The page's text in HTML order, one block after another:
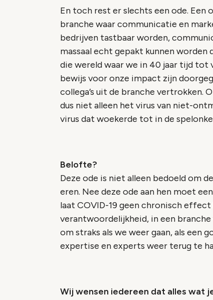
En toch rest er slechts een ode. Een
branche waar communicatie en
bedrijven tastbaar worden,
massaal echt gepakt kunnen
die wereld waar we in 40 jaar tijd tot
bewijs voor onze impact zijn
collega’s uit de branche vertrokken.
dus niet alleen het virus van niet-
virus dat woekerde tot in de
Belofte?
Deze ode is niet alleen bedoeld om
eren. Nee deze ode aan hen moet
laat COVID-19 geen chronisch
verantwoordelijkheid, in een
om straks als we weer gaan, als een
expertise en experts weer terug te
Wij wensen iedereen dat alles wat